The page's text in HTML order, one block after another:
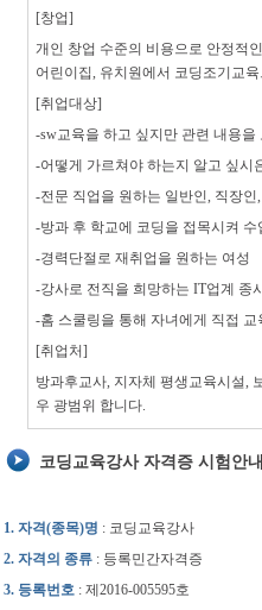
[창업]
개인 창업 수준의 비용으로 안정적
어린이집, 유치원에서 코딩조기교
[취업대상]
-sw교육을 하고 싶지만 관련 내용을
-어떻게 가르쳐야 하는지 알고 싶시
-전문 직업을 원하는 일반인, 직장인
-방과 후 학교에 코딩을 접목시켜
-경력단절로 재취업을 원하는 여성
-강사로 전직을 희망하는 IT업계 종
-홈 스쿨링을 통해 자녀에게 직접
[취업처]
방과후교사, 지자체 평생교육시설,
우 광범위 합니다.
코딩교육강사 자격증 시험안
1. 자격(종목)명 : 코딩교육강사
2. 자격의 종류 : 등록민간자격증
3. 등록번호 : 제2016-005595호